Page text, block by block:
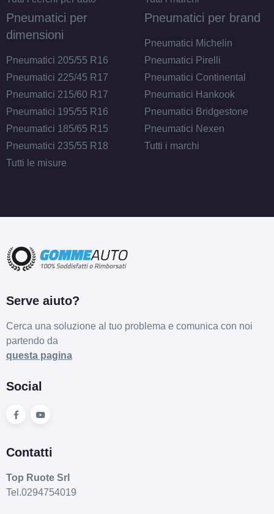
Pneumatici per
dimensioni
Pneumatici 205/55 R16
Pneumatici 225/45 R17
Pneumatici 215/60 R17
Pneumatici 195/55 R16
Pneumatici 185/65 R15
Pneumatici 235/55 R18
Tutti le misure
Pneumatici per brand
Pneumatici Michelin
Pneumatici Pirelli
Pneumatici Continental
Pneumatici Hankook
Pneumatici Bridgestone
Pneumatici Nexen
Tutti i marchi
Serve aiuto?
Cerca una soluzione al tuo problema e comunica con noi
partendo da
questa pagina
Social
Contatti
Top Ruote Srl
Tel.0294754019